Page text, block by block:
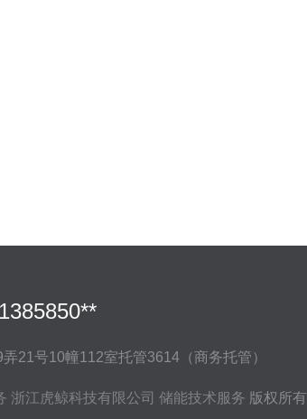
21号10幢112室托管3614（商务托管）
浙江虎鲸科技有限公司 储能技术服务 版权所有